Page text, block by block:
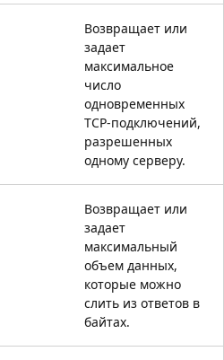
Возвращает или
задает
максимальное
число
одновременных
TCP-подключений,
разрешенных
одному серверу.
Возвращает или
задает
максимальный
объем данных,
которые можно
слить из ответов в
байтах.